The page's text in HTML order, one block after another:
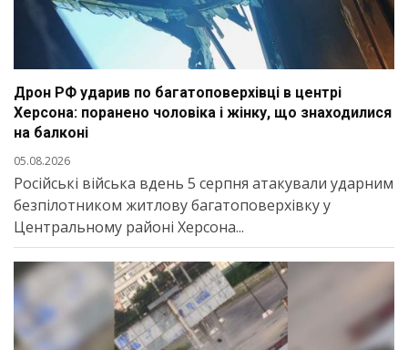
Дрон РФ ударив по багатоповерхівці в центрі
Херсона: поранено чоловіка і жінку, що знаходилися
на балконі
05.08.2026
Російські війська вдень 5 серпня атакували ударним
безпілотником житлову багатоповерхівку у
Центральному районі Херсона...